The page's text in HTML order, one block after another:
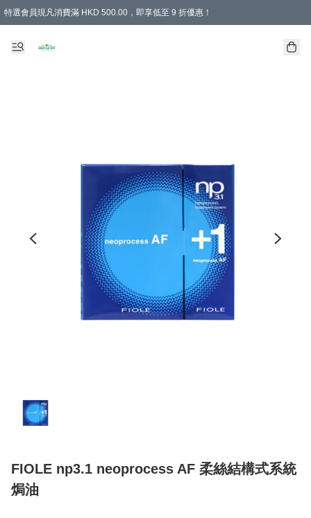
特選會員現凡消費滿 HKD 500.00，即享低至 9 折優惠！
FIOLE np3.1 neoprocess AF 柔絲結構式系統
焗油